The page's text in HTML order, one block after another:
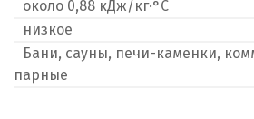
около 0,88 кДж/кг·°C
низкое
Бани, сауны, печи-каменки,
парные